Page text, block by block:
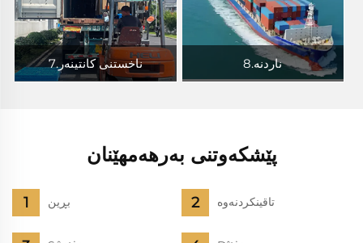
7.ناخستنی کانتینەر 8.ناردنه
پێشکەوتنی بەرهەمھێنان
بڕین تاقینکردنەوە